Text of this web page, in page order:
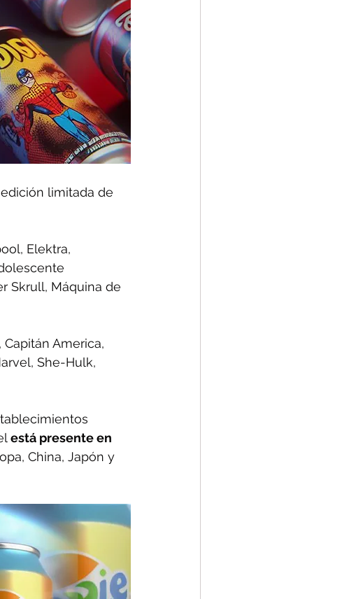
limitada de
Elektra,
Skrull, Máquina de
Capitán America,
She-Hulk,
está presente en
China, Japón y